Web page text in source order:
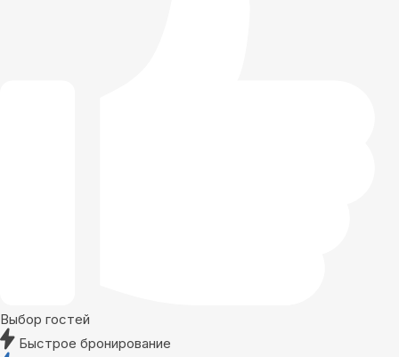
Выбор гостей
Быстрое бронирование